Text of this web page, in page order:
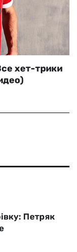
хет-трики
Петряк